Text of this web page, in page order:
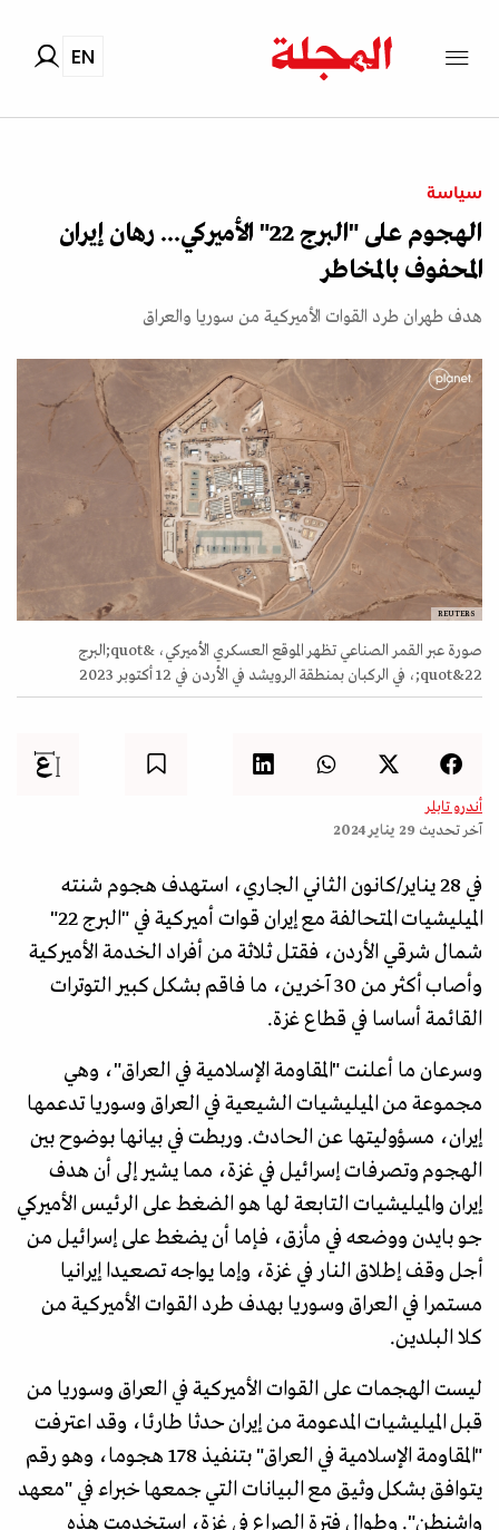
EN
سياسة
الهجوم على "البرج 22" الأميركي... رهان إيران
المحفوف بالمخاطر
هدف طهران طرد القوات الأميركية من سوريا والعراق
REUTERS
صورة عبر القمر الصناعي تظهر الموقع العسكري الأميركي، &quot;البرج
22&quot;، في الركبان بمنطقة الرويشد في الأردن في 12 أكتوبر 2023
أندرو تابلر
آخر تحديث 29 يناير 2024
في 28 يناير/كانون الثاني الجاري، استهدف هجوم شنته
الميليشيات المتحالفة مع إيران قوات أميركية في "البرج 22"
شمال شرقي الأردن، فقتل ثلاثة من أفراد الخدمة الأميركية
وأصاب أكثر من 30 آخرين، ما فاقم بشكل كبير التوترات
القائمة أساسا في قطاع غزة.
وسرعان ما أعلنت "المقاومة الإسلامية في العراق"، وهي
مجموعة من الميليشيات الشيعية في العراق وسوريا تدعمها
إيران، مسؤوليتها عن الحادث. وربطت في بيانها بوضوح بين
الهجوم وتصرفات إسرائيل في غزة، مما يشير إلى أن هدف
إيران والميليشيات التابعة لها هو الضغط على الرئيس الأميركي
جو بايدن ووضعه في مأزق، فإما أن يضغط على إسرائيل من
أجل وقف إطلاق النار في غزة، وإما يواجه تصعيدا إيرانيا
مستمرا في العراق وسوريا بهدف طرد القوات الأميركية من
كلا البلدين.
ليست الهجمات على القوات الأميركية في العراق وسوريا من
قبل الميليشيات المدعومة من إيران حدثا طارئا، وقد اعترفت
"المقاومة الإسلامية في العراق" بتنفيذ 178 هجوما، وهو رقم
يتوافق بشكل وثيق مع البيانات التي جمعها خبراء في "معهد
واشنطن". وطوال فترة الصراع في غزة، استخدمت هذه